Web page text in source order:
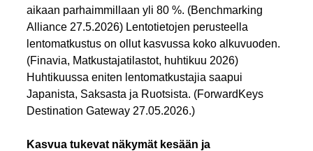
aikaan parhaimmillaan yli 80 %. (Benchmarking
Alliance 27.5.2026) Lentotietojen perusteella
lentomatkustus on ollut kasvussa koko alkuvuoden.
(Finavia, Matkustajatilastot, huhtikuu 2026)
Huhtikuussa eniten lentomatkustajia saapui
Japanista, Saksasta ja Ruotsista. (ForwardKeys
Destination Gateway 27.05.2026.)
Kasvua tukevat näkymät kesään ja